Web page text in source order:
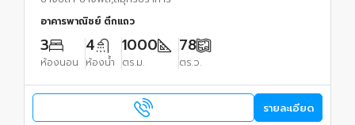
อาคารพาณิชย์ ตึกแถว
3
ห้องนอน
4
ห้องน้ำ
1000
ตร.ม.
78
ตร.ว.
รายละเอียด